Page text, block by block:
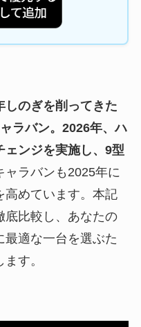
しのぎを削ってきた
ラバン。2026年、ハ
ェンジを実施し、9型
ャラバンも2025年に
高めています。本記
底比較し、あなたの
最適な一台を選ぶた
す。